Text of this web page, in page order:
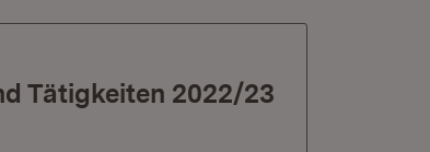
Tätigkeiten 2022/23